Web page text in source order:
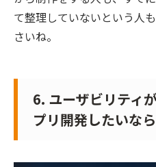
て整理していないという人
さいね。
6. ユーザビリティ
プリ開発したいな